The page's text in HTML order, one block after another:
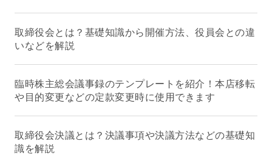
取締役会とは？基礎知識から開催方法、役員会との違
いなどを解説
臨時株主総会議事録のテンプレートを紹介！本店移転
や目的変更などの定款変更時に使用できます
取締役会決議とは？決議事項や決議方法などの基礎知
識を解説